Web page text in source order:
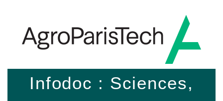
Infodoc : Sciences,